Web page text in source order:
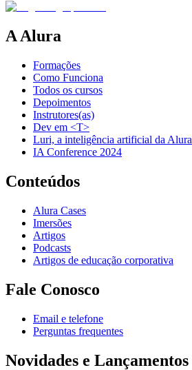
A Alura
Formações
Como Funciona
Todos os cursos
Depoimentos
Instrutores(as)
Dev em <T>
Luri, a inteligência artificial da Alura
IA Conference 2024
Conteúdos
Alura Cases
Imersões
Artigos
Podcasts
Artigos de educação corporativa
Fale Conosco
Email e telefone
Perguntas frequentes
Novidades e Lançamentos